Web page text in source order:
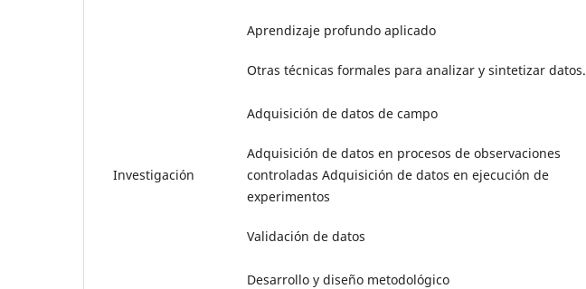
Aprendizaje profundo aplicado
Otras técnicas formales para analizar y sintetizar datos.
Investigación
Adquisición de datos de campo
Adquisición de datos en procesos de observaciones
controladas Adquisición de datos en ejecución de
experimentos
Validación de datos
Desarrollo y diseño metodológico